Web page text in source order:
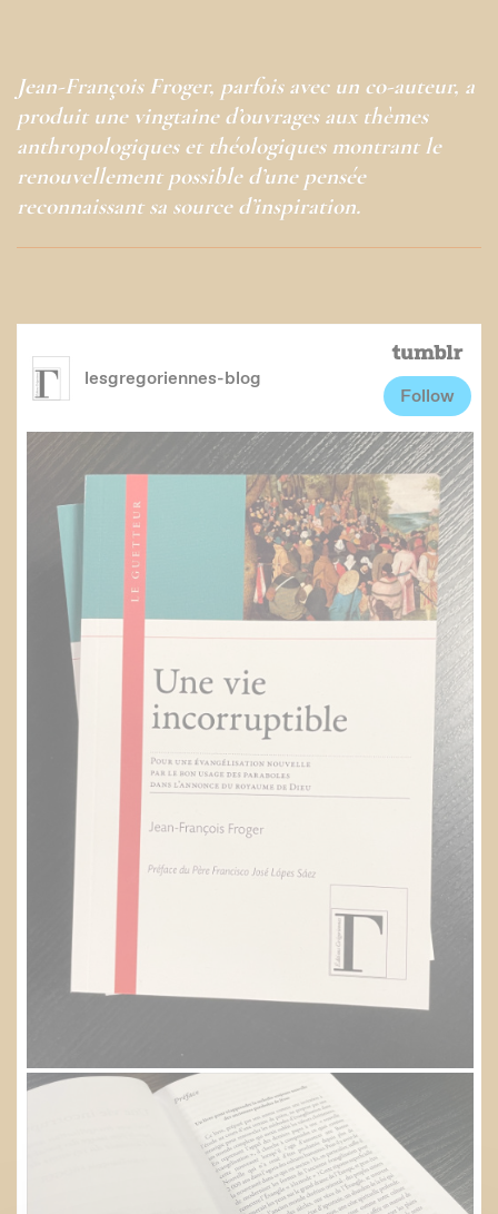
Jean-François Froger, parfois avec un co-auteur, a
produit une vingtaine d’ouvrages aux thèmes
anthropologiques et théologiques montrant le
renouvellement possible d’une pensée
reconnaissant sa source d’inspiration.